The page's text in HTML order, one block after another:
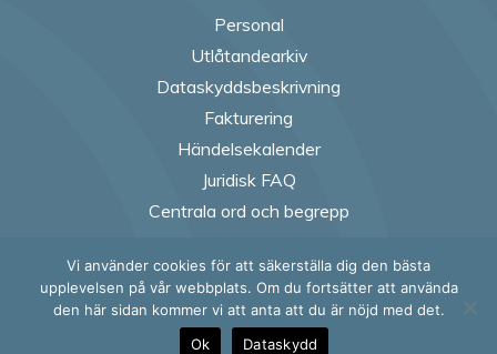
Personal
Utlåtandearkiv
Dataskyddsbeskrivning
Fakturering
Händelsekalender
Juridisk FAQ
Centrala ord och begrepp
Follow us on
Follow us on
Follow
Vi använder cookies för att säkerställa dig den bästa
upplevelsen på vår webbplats. Om du fortsätter att använda
den här sidan kommer vi att anta att du är nöjd med det.
Ok
Dataskydd